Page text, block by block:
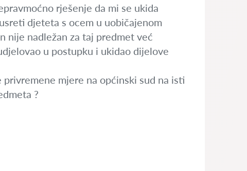
rješenje da mi se ukida
djeteta s ocem u uobičajenom
nije nadležan za taj predmet već
u postupku i ukidao dijelove
mjere na općinski sud na isti
?